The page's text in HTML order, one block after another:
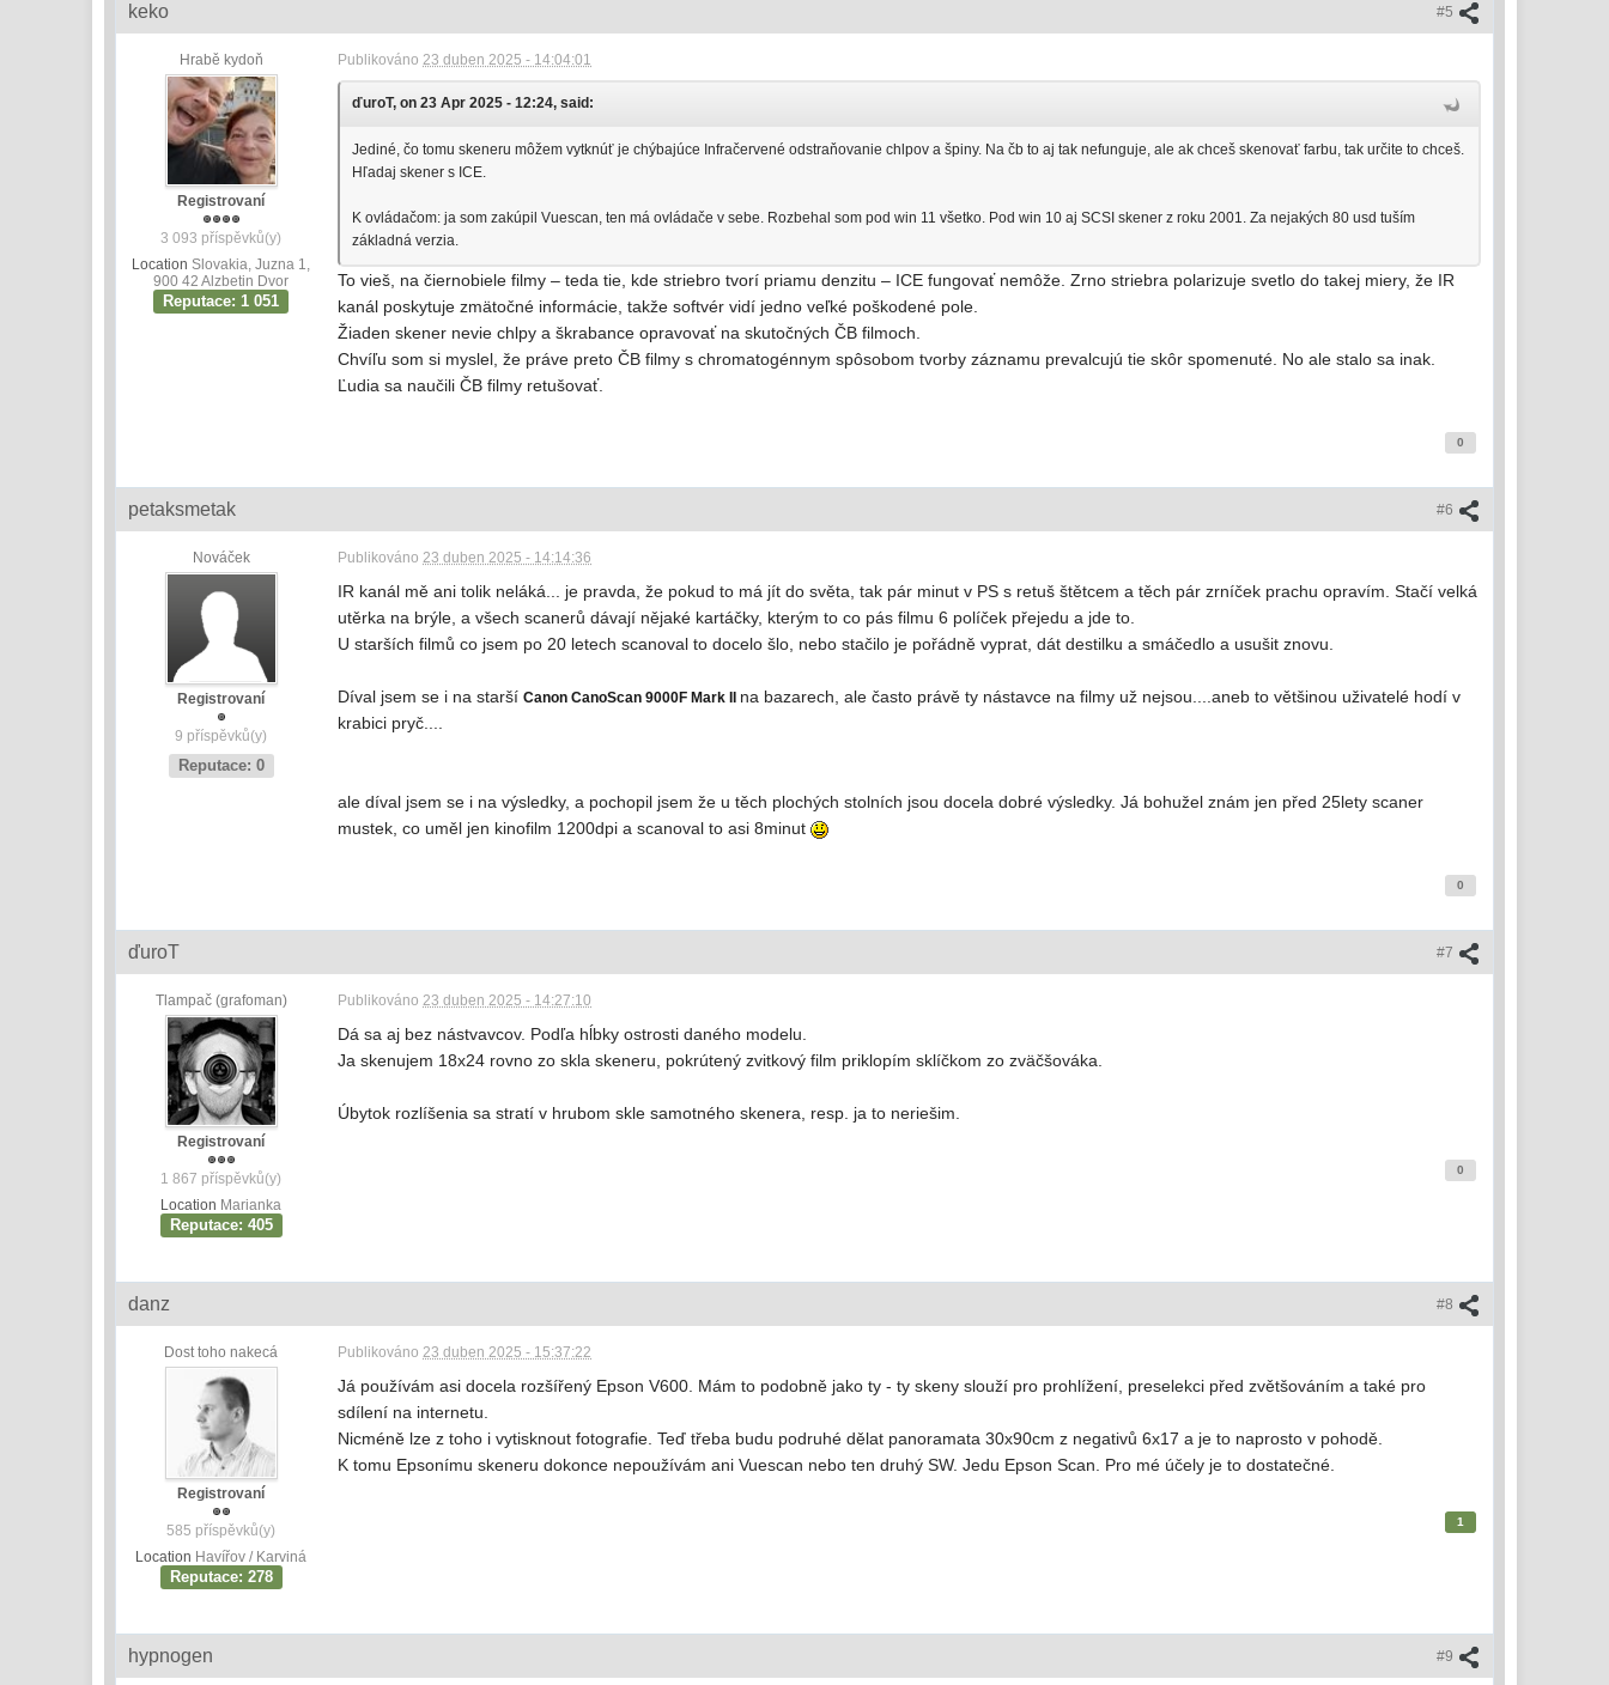
#5
keko
Hrabě kydoň
Registrovaní
3 093 příspěvků(y)
Location Slovakia, Juzna 1,
900 42 Alzbetin Dvor
Reputace: 1 051
Publikováno23 duben 2025 - 14:04:01
ďuroT, on 23 Apr 2025 - 12:24, said:
Jediné, čo tomu skeneru môžem vytknúť je chýbajúce Infračervené odstraňovanie chlpov a špiny. Na čb to aj tak nefunguje, ale ak chceš skenovať farbu, tak určite to chceš.
Hľadaj skener s ICE.
K ovládačom: ja som zakúpil Vuescan, ten má ovládače v sebe. Rozbehal som pod win 11 všetko. Pod win 10 aj SCSI skener z roku 2001. Za nejakých 80 usd tuším
základná verzia.
To vieš, na čiernobiele filmy – teda tie, kde striebro tvorí priamu denzitu – ICE fungovať nemôže. Zrno striebra polarizuje svetlo do takej miery, že IR
kanál poskytuje zmätočné informácie, takže softvér vidí jedno veľké poškodené pole.
Žiaden skener nevie chlpy a škrabance opravovať na skutočných ČB filmoch.
Chvíľu som si myslel, že práve preto ČB filmy s chromatogénnym spôsobom tvorby záznamu prevalcujú tie skôr spomenuté. No ale stalo sa inak.
Ľudia sa naučili ČB filmy retušovať.
0
#6
petaksmetak
Nováček
Registrovaní
9 příspěvků(y)
Reputace: 0
Publikováno23 duben 2025 - 14:14:36
IR kanál mě ani tolik neláká... je pravda, že pokud to má jít do světa, tak pár minut v PS s retuš štětcem a těch pár zrníček prachu opravím. Stačí velká
utěrka na brýle, a všech scanerů dávají nějaké kartáčky, kterým to co pás filmu 6 políček přejedu a jde to.
U starších filmů co jsem po 20 letech scanoval to docelo šlo, nebo stačilo je pořádně vyprat, dát destilku a smáčedlo a usušit znovu.
Díval jsem se i na staršíCanon CanoScan 9000F Mark II na bazarech, ale často právě ty nástavce na filmy už nejsou....aneb to většinou uživatelé hodí v
krabici pryč....
ale díval jsem se i na výsledky, a pochopil jsem že u těch plochých stolních jsou docela dobré výsledky. Já bohužel znám jen před 25lety scaner
mustek, co uměl jen kinofilm 1200dpi a scanoval to asi 8minut
0
#7
ďuroT
Tlampač (grafoman)
Registrovaní
1 867 příspěvků(y)
Location Marianka
Reputace: 405
Publikováno23 duben 2025 - 14:27:10
Dá sa aj bez nástvavcov. Podľa hĺbky ostrosti daného modelu.
Ja skenujem 18x24 rovno zo skla skeneru, pokrútený zvitkový film priklopím sklíčkom zo zväčšováka.
Úbytok rozlíšenia sa stratí v hrubom skle samotného skenera, resp. ja to neriešim.
0
#8
danz
Dost toho nakecá
Registrovaní
585 příspěvků(y)
Location Havířov / Karviná
Reputace: 278
Publikováno23 duben 2025 - 15:37:22
Já používám asi docela rozšířený Epson V600. Mám to podobně jako ty - ty skeny slouží pro prohlížení, preselekci před zvětšováním a také pro
sdílení na internetu.
Nicméně lze z toho i vytisknout fotografie. Teď třeba budu podruhé dělat panoramata 30x90cm z negativů 6x17 a je to naprosto v pohodě.
K tomu Epsonímu skeneru dokonce nepoužívám ani Vuescan nebo ten druhý SW. Jedu Epson Scan. Pro mé účely je to dostatečné.
1
#9
hypnogen